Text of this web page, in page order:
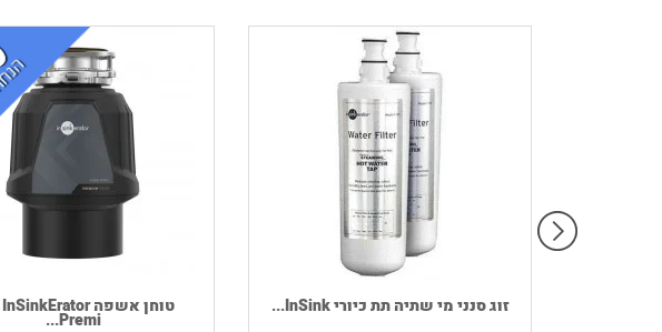
Premi...
זוג סנני מי שתיה תת כיורי InSink...